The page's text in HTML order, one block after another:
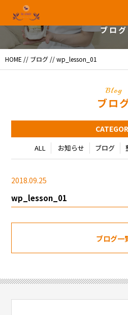
ブログ
HOME // ブログ // wp_lesson_01
Blog
ブロ
ALL お知らせ ブログ
2018.09.25
wp_lesson_01
ブログ一